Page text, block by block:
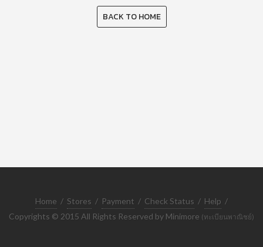
BACK TO HOME
Home / Stores / Payment / Check Status / Help /
Copyrights © 2015 All Rights Reserved by Minimore (ทะเบียนพาณิชย์)